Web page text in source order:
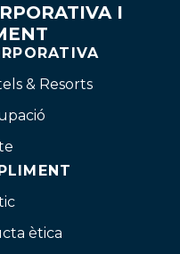
I
& Resorts
ètica